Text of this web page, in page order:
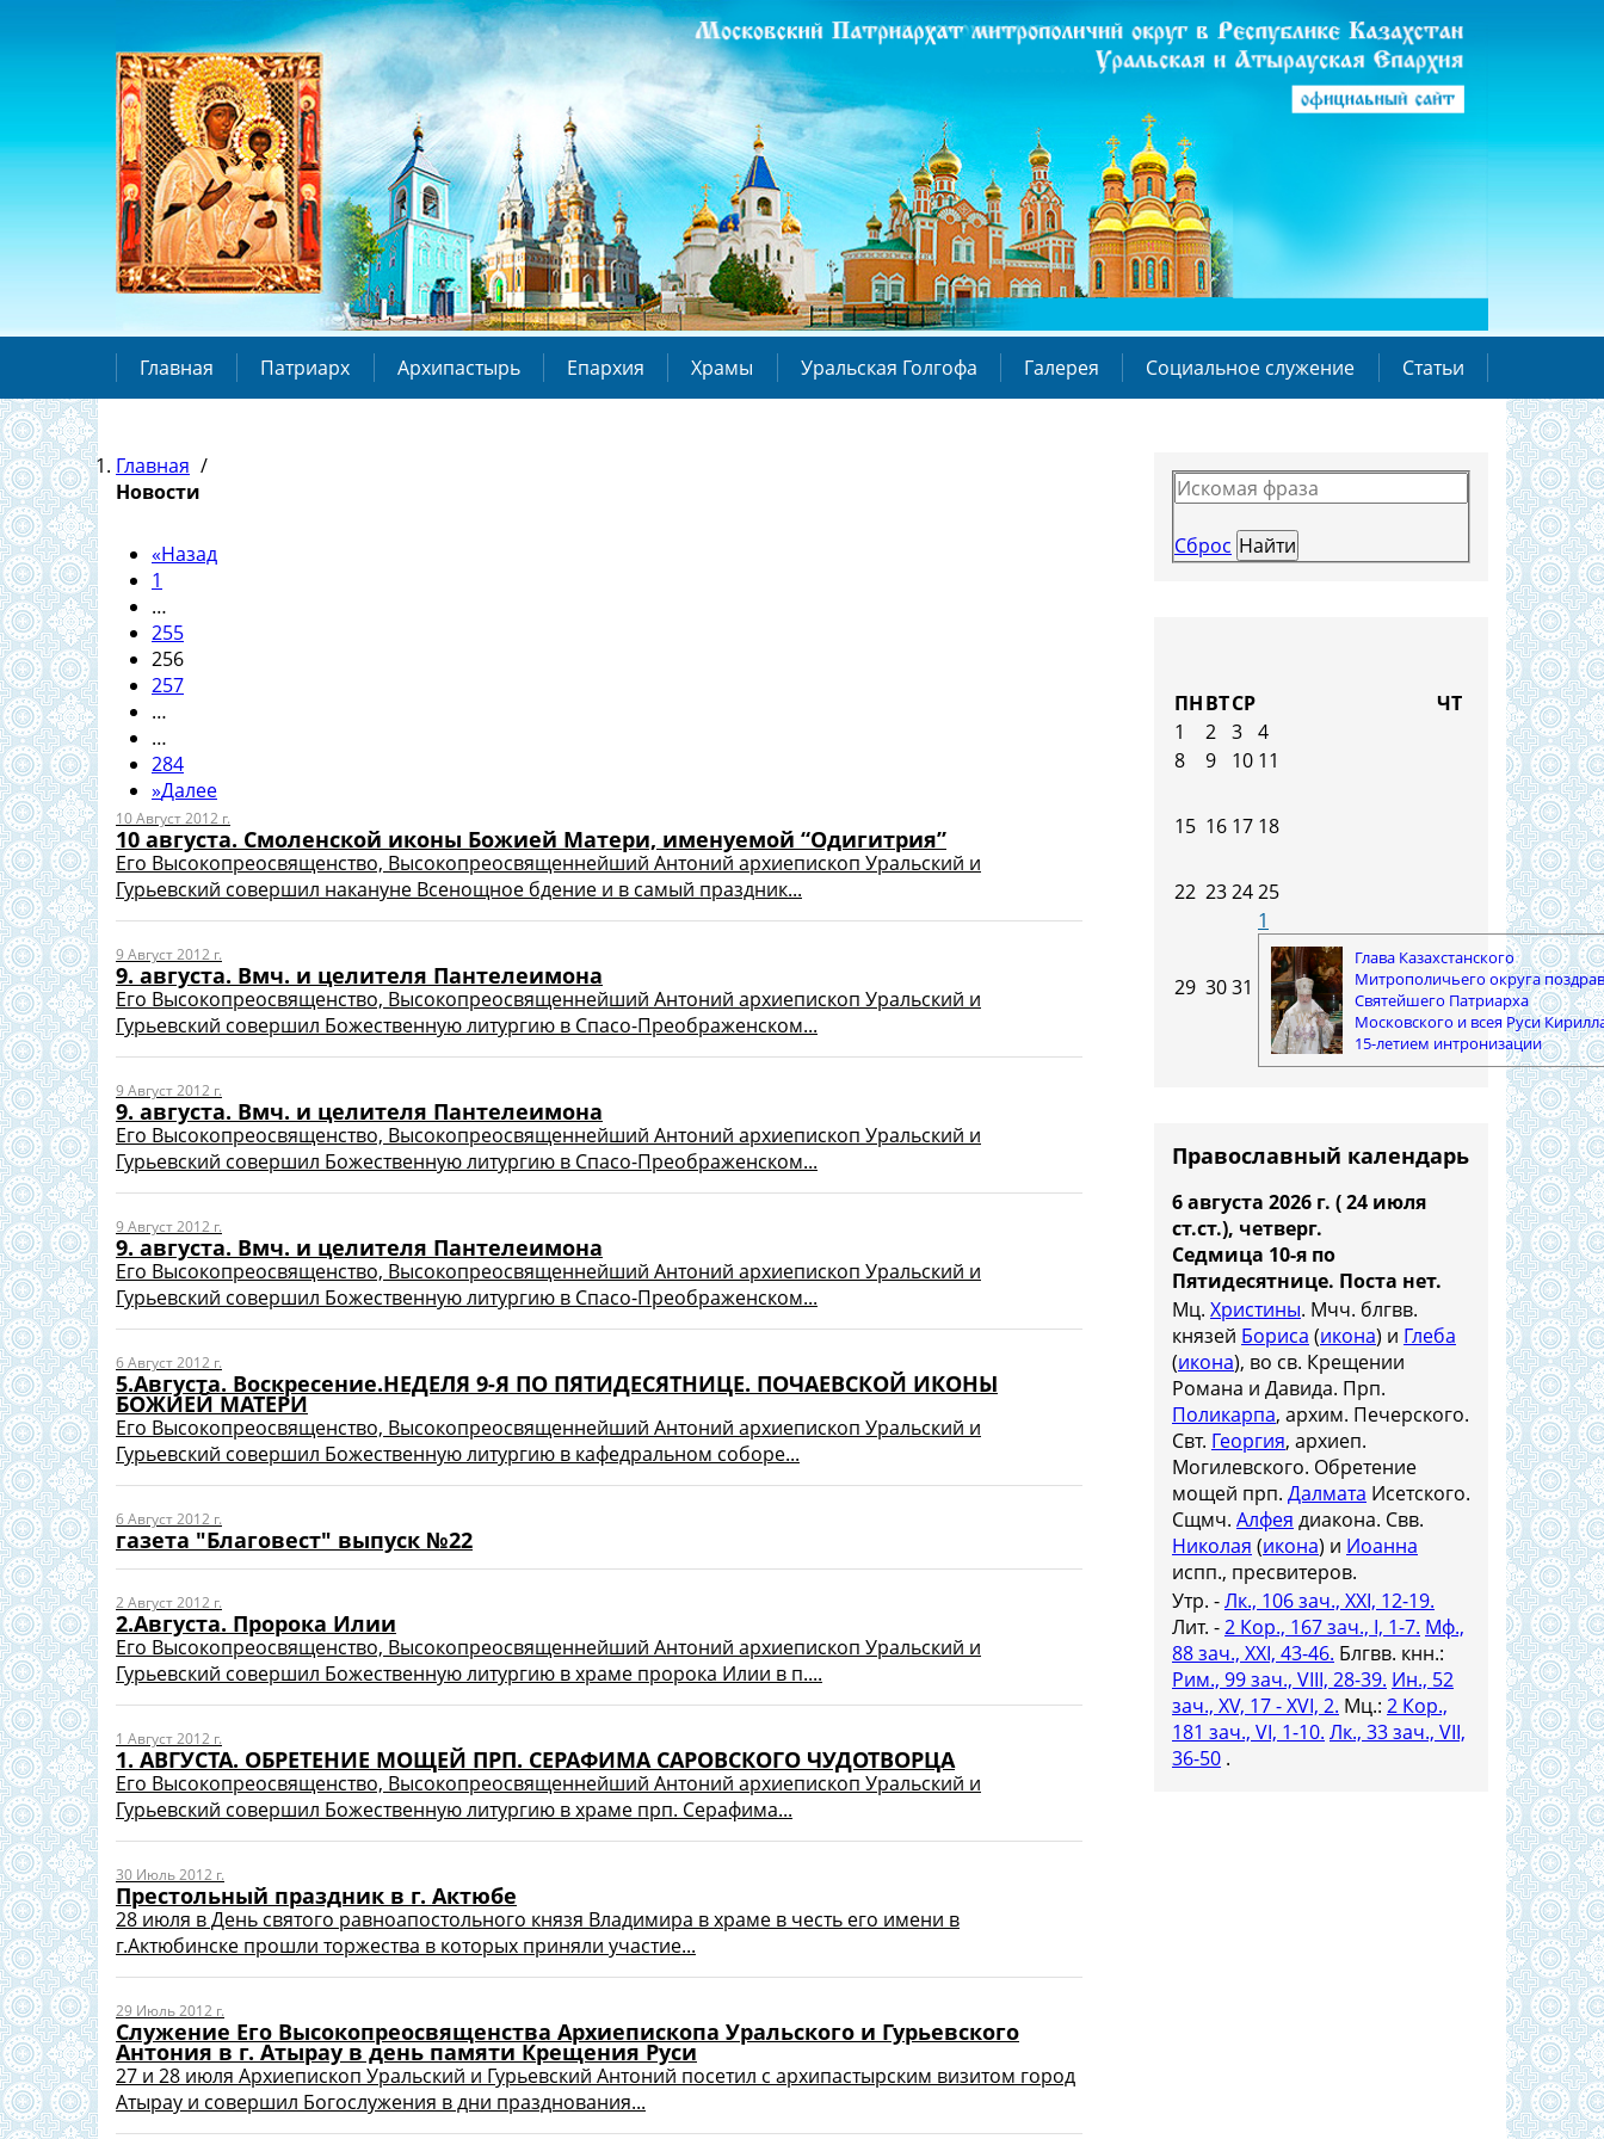
Главная Патриарх Архипастырь Епархия Храмы Уральская Голгофа Галерея Социальное служение Статьи
Главная /
Новости
«Назад
1
…
255
256
257
…
…
284
»Далее
10 Август 2012 г.
10 августа. Смоленской иконы Божией Матери, именуемой “Одигитрия”
Его Высокопреосвященство, Высокопреосвященнейший Антоний архиепископ Уральский и
Гурьевский совершил накануне Всенощное бдение и в самый праздник...
9 Август 2012 г.
9. августа. Вмч. и целителя Пантелеимона
Его Высокопреосвященство, Высокопреосвященнейший Антоний архиепископ Уральский и
Гурьевский совершил Божественную литургию в Спасо-Преображенском...
9 Август 2012 г.
9. августа. Вмч. и целителя Пантелеимона
Его Высокопреосвященство, Высокопреосвященнейший Антоний архиепископ Уральский и
Гурьевский совершил Божественную литургию в Спасо-Преображенском...
9 Август 2012 г.
9. августа. Вмч. и целителя Пантелеимона
Его Высокопреосвященство, Высокопреосвященнейший Антоний архиепископ Уральский и
Гурьевский совершил Божественную литургию в Спасо-Преображенском...
6 Август 2012 г.
5.Августа. Воскресение.НЕДЕЛЯ 9-Я ПО ПЯТИДЕСЯТНИЦЕ. ПОЧАЕВСКОЙ ИКОНЫ
БОЖИЕЙ МАТЕРИ
Его Высокопреосвященство, Высокопреосвященнейший Антоний архиепископ Уральский и
Гурьевский совершил Божественную литургию в кафедральном соборе...
6 Август 2012 г.
газета "Благовест" выпуск №22
2 Август 2012 г.
2.Августа. Пророка Илии
Его Высокопреосвященство, Высокопреосвященнейший Антоний архиепископ Уральский и
Гурьевский совершил Божественную литургию в храме пророка Илии в п....
1 Август 2012 г.
1. АВГУСТА. ОБРЕТЕНИЕ МОЩЕЙ ПРП. СЕРАФИМА САРОВСКОГО ЧУДОТВОРЦА
Его Высокопреосвященство, Высокопреосвященнейший Антоний архиепископ Уральский и
Гурьевский совершил Божественную литургию в храме прп. Серафима...
30 Июль 2012 г.
Престольный праздник в г. Актюбе
28 июля в День святого равноапостольного князя Владимира в храме в честь его имени в
г.Актюбинске прошли торжества в которых приняли участие...
29 Июль 2012 г.
Служение Его Высокопреосвященства Архиепископа Уральского и Гурьевского
Антония в г. Атырау в день памяти Крещения Руси
27 и 28 июля Архиепископ Уральский и Гурьевский Антоний посетил с архипастырским визитом город
Атырау и совершил Богослужения в дни празднования...
Сброс
ПНВТСР
ЧТ
1
2 3 4
8
9 10 11
15 16 17 18
22 232425
29 3031
1
Глава Казахстанского
Митрополичьего округа
Святейшего Патриарха
Московского и всея Руси
15-летием интронизации
Православный календарь
6 августа 2026 г. ( 24 июля
ст.ст.), четверг.
Седмица 10-я по
Пятидесятнице. Поста нет.
Мц. Христины. Мчч. блгвв.
князей Бориса (икона) и Глеба
(икона), во св. Крещении
Романа и Давида. Прп.
Поликарпа, архим. Печерского.
Свт. Георгия, архиеп.
Могилевского. Обретение
мощей прп. Далмата Исетского.
Сщмч. Алфея диакона. Свв.
Николая (икона) и Иоанна
испп., пресвитеров.
Утр. -Лк., 106 зач., XXI, 12-19.
Лит. -2 Кор., 167 зач., I, 1-7. Мф.,
88 зач., XXI, 43-46. Блгвв. кнн.:
Рим., 99 зач., VIII, 28-39. Ин., 52
зач., XV, 17 - XVI, 2. Мц.: 2 Кор.,
181 зач., VI, 1-10. Лк., 33 зач., VII,
36-50 .